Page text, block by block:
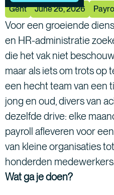
Gent June 26, 2026
Voor een groeiende
en HR-administratie
die het vak niet
maar als iets om trots op
een hecht team van een
jong en oud, divers van
dezelfde drive: elke
payroll afleveren voor
van kleine organisaties
honderden
Wat ga je doen?